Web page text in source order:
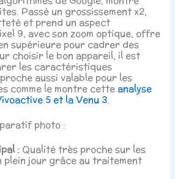
Passé un grossissement x2,
et prend un aspect
9, avec son zoom optique, offre
supérieure pour cadrer des
choisir le bon appareil, il est
les caractéristiques
aussi valable pour les
comme le montre cette analyse
5 et la Venu 3.
photo :
: Qualité très proche sur les
plein jour grâce au traitement